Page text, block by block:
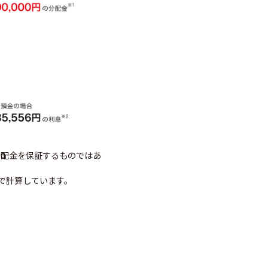
金を保証するものではあ
算しています。